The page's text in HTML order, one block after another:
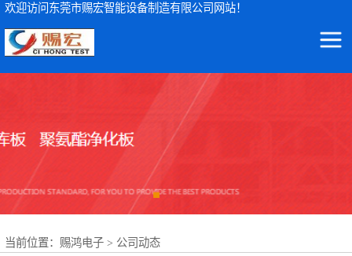
欢迎访问东莞市赐宏智能设备制造有限公司网站！
东莞市赐宏智能设备制造有限公司
当前位置： 赐鸿电子 > 公司动态
AOI检测仪
ICT治具
FCT治具